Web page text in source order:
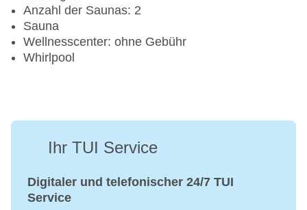
Anzahl der Saunas: 2
Sauna
Wellnesscenter: ohne Gebühr
Whirlpool
Ihr TUI Service
Digitaler und telefonischer 24/7 TUI
Service